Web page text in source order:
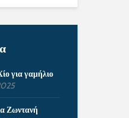
για γαμήλιο
Ζωντανή